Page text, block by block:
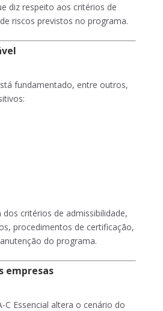
diz respeito aos critérios de
riscos previstos no programa.
fundamentado, entre outros,
critérios de admissibilidade,
procedimentos de certificação,
do programa.
empresas
C Essencial altera o cenário do